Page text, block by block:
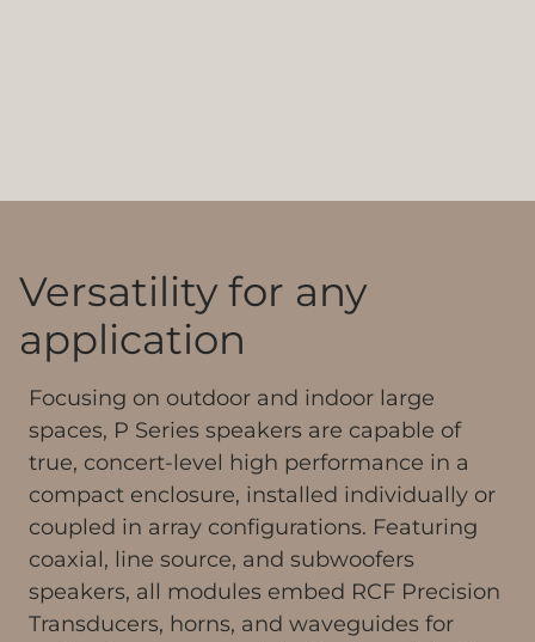
Versatility for any
application
Focusing on outdoor and indoor large
spaces, P Series speakers are capable of
true, concert-level high performance in a
compact enclosure, installed individually or
coupled in array configurations. Featuring
coaxial, line source, and subwoofers
speakers, all modules embed RCF Precision
Transducers, horns, and waveguides for